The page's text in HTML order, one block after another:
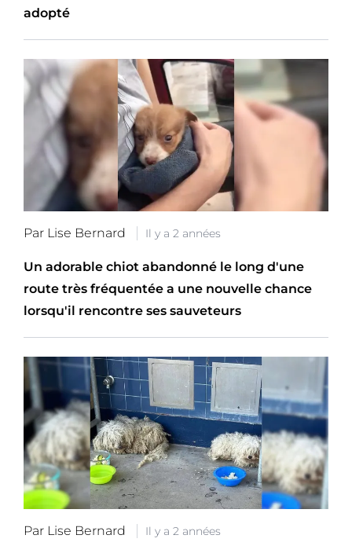
adopté
Par Lise Bernard Il y a 2 années
Un adorable chiot abandonné le long d'une
route très fréquentée a une nouvelle chance
lorsqu'il rencontre ses sauveteurs
Par Lise Bernard Il y a 2 années